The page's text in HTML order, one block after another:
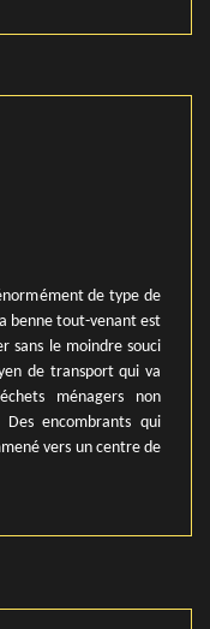
de type de
benne tout-venant est
sans le moindre souci
de transport qui va
ménagers non
encombrants qui
vers un centre de